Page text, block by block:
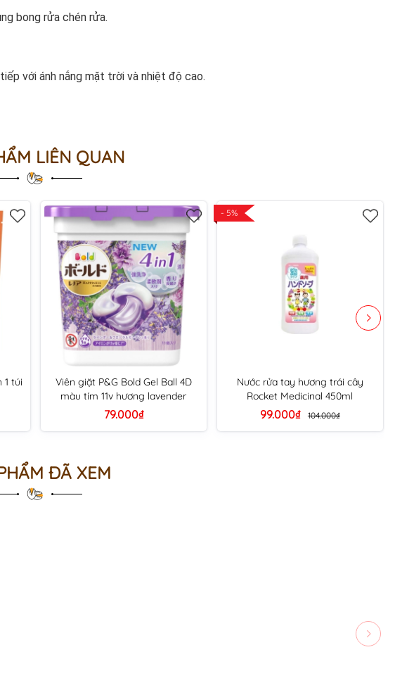
bong rửa chén rửa.
với ánh nắng mặt trời và nhiệt độ cao.
LIÊN QUAN
1 túi
Viên giặt P&G Bold Gel Ball 4D
màu tím 11v hương lavender
79.000₫
- 5%
Nước rửa tay hương trái cây
Rocket Medicinal 450ml
99.000₫ 104.000₫
ĐÃ XEM